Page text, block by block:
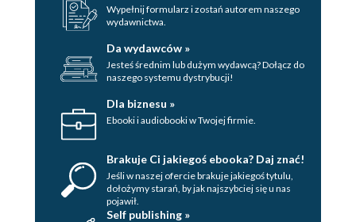
Wypełnij formularz i zostań autorem naszego
wydawnictwa.
Da wydawców »
Jesteś średnim lub dużym wydawcą? Dołącz do
naszego systemu dystrybucji!
Dla biznesu »
Ebooki i audiobooki w Twojej firmie.
Brakuje Ci jakiegoś ebooka? Daj znać!
Jeśli w naszej ofercie brakuje jakiegoś tytulu,
dołożymy starań, by jak najszybciej się u nas
pojawił.
Self publishing »